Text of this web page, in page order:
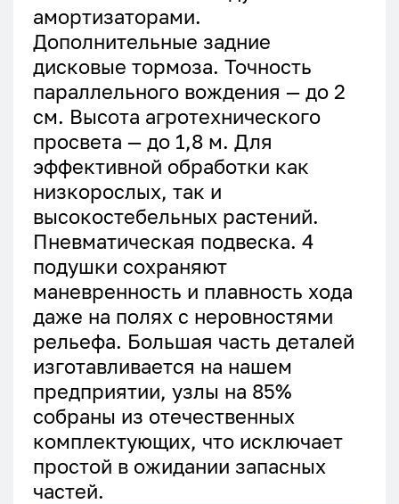
амортизаторами.
Дополнительные задние
дисковые тормоза. Точность
параллельного вождения — до 2
см. Высота агротехнического
просвета — до 1,8 м. Для
эффективной обработки как
низкорослых, так и
высокостебельных растений.
Пневматическая подвеска. 4
подушки сохраняют
маневренность и плавность хода
даже на полях с неровностями
рельефа. Большая часть деталей
изготавливается на нашем
предприятии, узлы на 85%
собраны из отечественных
комплектующих, что исключает
простой в ожидании запасных
частей.